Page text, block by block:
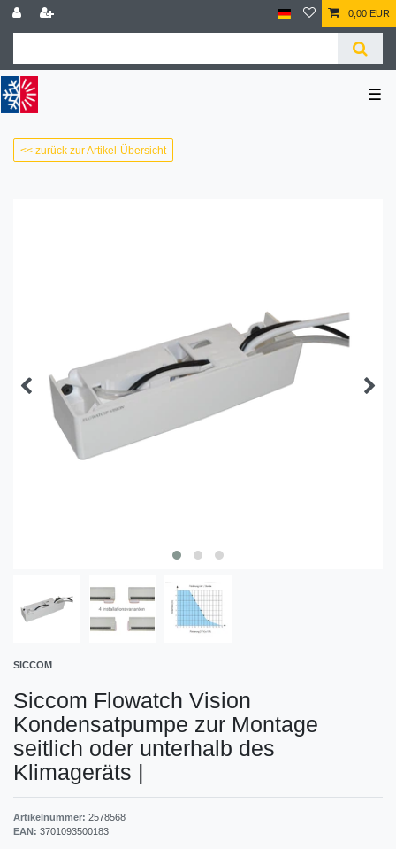
0,00 EUR
☰
<< zurück zur Artikel-Übersicht
SICCOM
Siccom Flowatch Vision
Kondensatpumpe zur Montage
seitlich oder unterhalb des
Klimageräts |
Artikelnummer: 2578568
EAN: 3701093500183